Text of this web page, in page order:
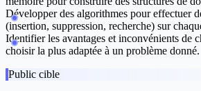
Développer des algorithmes pour effectuer
(insertion, suppression, recherche) sur
Identifier les avantages et inconvénients de
choisir la plus adaptée à un problème donné.
Public cible